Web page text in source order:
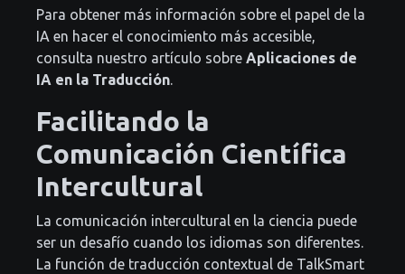
Para obtener más información sobre el papel de la
IA en hacer el conocimiento más accesible,
consulta nuestro artículo sobre Aplicaciones de
IA en la Traducción
Facilitando la
Comunicación Científica
Intercultural
La comunicación intercultural en la ciencia puede
ser un desafío cuando los idiomas son diferentes.
La función de traducción contextual de TalkSmart